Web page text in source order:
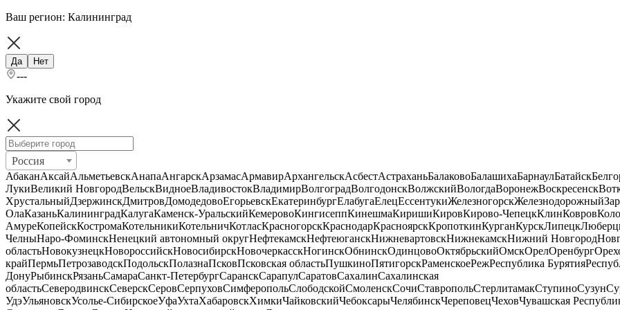
Ваш регион: Калининград
Да Нет
---
Укажите свой город
Россия
АбаканАксайАльметьевскАнапаАнгарскАрзамасАрмавирАрхангельскАсбестАстраханьБалаковоБалашихаБарнаулБатайск
ЛукиВеликий НовгородВельскВидноеВладивостокВладимирВолгоградВолгодонскВолжскийВологдаВоронежВоскресенск
ХрустальныйДзержинскДмитровДомодедовоЕгорьевскЕкатеринбургЕлабугаЕлецЕссентукиЖелезногорскЖелезнодорожный
ОлаКазаньКалининградКалугаКаменск-УральскийКемеровоКингисеппКинешмаКиришиКировКирово-ЧепецкКлинКовров
АмуреКопейскКостромаКотельникиКотельничКотласКрасногорскКраснодарКрасноярскКропоткинКурганКурскЛипецк
ЧелныНаро-ФоминскНенецкий автономный округНефтекамскНефтеюганскНижневартовскНижнекамскНижний Новгород
областьНовокузнецкНовороссийскНовосибирскНовочеркасскНогинскОбнинскОдинцовоОктябрьскийОмскОрелОренбург
крайПермьПетрозаводскПодольскПолазнаПсковПсковская областьПушкиноПятигорскРаменскоеРежРеспублика Бурятия
ДонуРыбинскРязаньСамараСанкт-ПетербургСаранскСарапулСаратовСахалинСахалинская
областьСеверодвинскСеверскСеровСерпуховСимферопольСлободскойСмоленскСочиСтавропольСтерлитамакСтупиноСузун
УдэУльяновскУсолье-СибирскоеУфаУхтаХабаровскХимкиЧайковскийЧебоксарыЧелябинскЧереповецЧеховЧувашская